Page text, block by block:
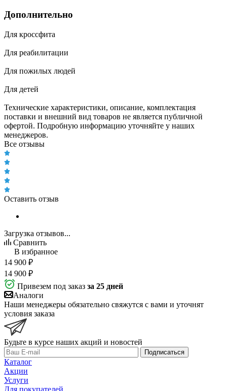
Дополнительно
Для кроссфита
Для реабилитации
Для пожилых людей
Для детей
Технические характеристики, описание, комплектация
поставки и внешний вид товаров не является публичной
офертой. Подробную информацию уточняйте у наших
менеджеров.
Все отзывы
Оставить отзыв
Загрузка отзывов...
Сравнить
В избранное
14 900 ₽
14 900 ₽
Привезем под заказ за 25 дней
Аналоги
Наши менеджеры обязательно свяжутся с вами и уточнят
условия заказа
Будьте в курсе наших акций и новостей
Подписаться
Каталог
Акции
Услуги
Для покупателей